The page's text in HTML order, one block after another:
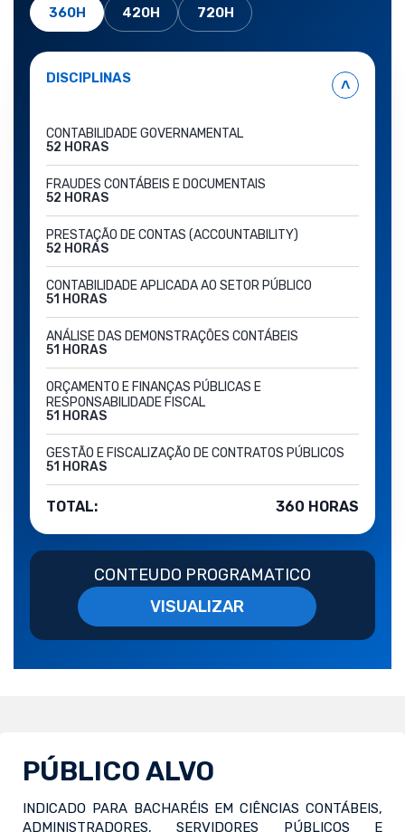
360H 420H 720H
DISCIPLINAS ˄
CONTABILIDADE GOVERNAMENTAL
52 HORAS
FRAUDES CONTÁBEIS E DOCUMENTAIS
52 HORAS
PRESTAÇÃO DE CONTAS (ACCOUNTABILITY)
52 HORAS
CONTABILIDADE APLICADA AO SETOR PÚBLICO
51 HORAS
ANÁLISE DAS DEMONSTRAÇÕES CONTÁBEIS
51 HORAS
ORÇAMENTO E FINANÇAS PÚBLICAS E
RESPONSABILIDADE FISCAL
51 HORAS
GESTÃO E FISCALIZAÇÃO DE CONTRATOS PÚBLICOS
51 HORAS
TOTAL: 360 HORAS
CONTEUDO PROGRAMATICO
VISUALIZAR
PÚBLICO ALVO
INDICADO PARA BACHARÉIS EM CIÊNCIAS CONTÁBEIS,
ADMINISTRADORES, SERVIDORES PÚBLICOS E